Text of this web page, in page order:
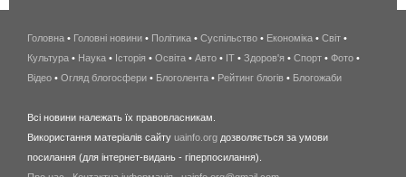
беспроводной
интернет
киев
wimax
Головна • Головні новини • Політика • Суспільство • Економіка • Світ •
Культура • Наука • Історія • Освіта • Авто • IT • Здоров'я • Спорт • Фото •
Відео • Огляд блогосфери • Блоголента • Рейтинг блогів • Блогожаби
Всі новини належать їх правовласникам.
Використання матеріалів сайту uainfo.org дозволяється за умови
посилання (для інтернет-видань - гіперпосилання).